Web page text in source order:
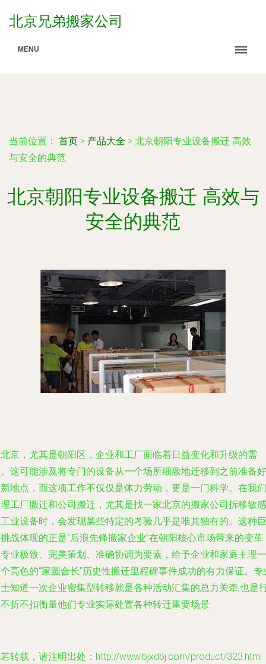
北京兄弟搬家公司
MENU
当前位置： 首页 > 产品大全 > 北京朝阳专业设备搬迁 高效
与安全的典范
北京朝阳专业设备搬迁 高效与
安全的典范
京，尤其是朝阳区，企业和工厂面临着日益变化和升级的需
这可能涉及将专门的设备从一个场所细致地迁移到之前准备好
地点，而这项工作不仅仅是体力劳动，更是一门科学。在我们
工厂搬迁和公司搬迁，尤其是找一家北京的搬家公司拆移敏感
业设备时，会发现某些特定的考验几乎是唯其独有的。这种巨
战体现的正是“后浪先锋搬家企业”在朝阳核心市场带来的变革
业极致、完美策划、准确协调为要素，给予企业和家庭主理一
亮色的“家圆合长”历史性搬迁里程碑事件成功的有力保证。专
知道一次企业密集型转移就是各种活动汇集的总力关牵,也是
折不扣衡量他们专业实际处置各种转迁重要场景
转载，请注明出处：http://www.bjxdbj.com/product/323.html